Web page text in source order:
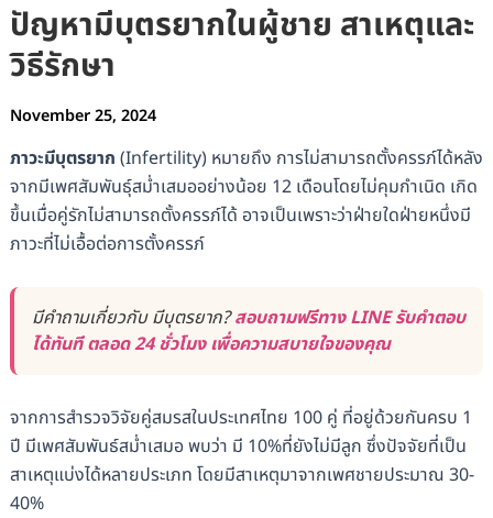
ปัญหามีบุตรยากในผู้ชาย สาเหตุและ
วิธีรักษา
November 25, 2024
ภาวะมีบุตรยาก (Infertility) หมายถึง การไม่สามารถตั้งครรภ์ได้หลัง
จากมีเพศสัมพันธุ์สม่ำเสมออย่างน้อย 12 เดือนโดยไม่คุมกำเนิด เกิด
ขึ้นเมื่อคู่รักไม่สามารถตั้งครรภ์ได้ อาจเป็นเพราะว่าฝ่ายใดฝ่ายหนึ่งมี
ภาวะที่ไม่เอื้อต่อการตั้งครรภ์
มีคำถามเกี่ยวกับ มีบุตรยาก?สอบถามฟรีทาง LINE รับคำตอบ
ได้ทันที ตลอด 24 ชั่วโมง เพื่อความสบายใจของคุณ
จากการสำรวจวิจัยคู่สมรสในประเทศไทย 100 คู่ ที่อยู่ด้วยกันครบ 1
ปี มีเพศสัมพันธ์สม่ำเสมอ พบว่า มี 10%ที่ยังไม่มีลูก ซึ่งปัจจัยที่เป็น
สาเหตุแบ่งได้หลายประเภท โดยมีสาเหตุมาจากเพศชายประมาณ 30-
40%